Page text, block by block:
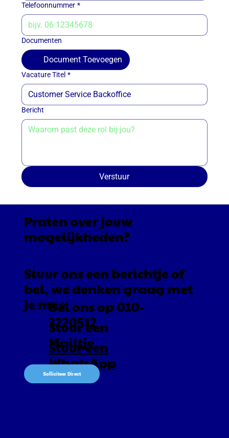
Telefoonnummer *
Documenten
Document Toevoegen
Vacature Titel *
Bericht
Verstuur
Praten over jouw
mogelijkheden?
Stuur een
Mailtje
Stuur ons een berichtje of
bel, we denken graag met
je mee
Stuur een
WhatsApp
Bel ons op 010-
3220512
Solliciteer Direct